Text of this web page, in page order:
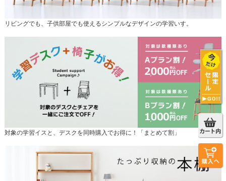
リビングでも、子供部屋でも使えるシンプルなデザインの学習いす。
対象の学習イスと、デスクを同時購入でお得に！「まとめて割」